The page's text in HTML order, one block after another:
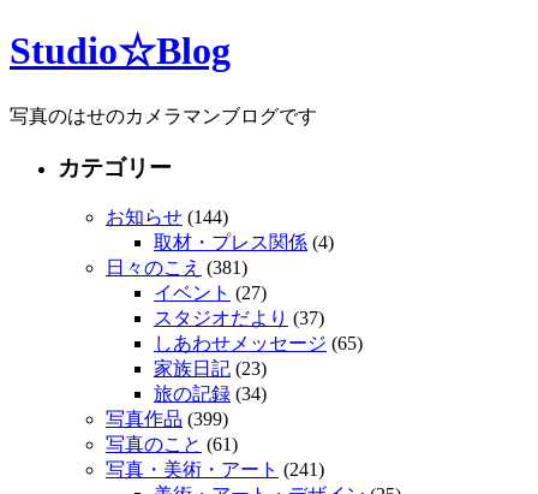
Studio☆Blog
写真のはせのカメラマンブログです
カテゴリー
お知らせ (144)
取材・プレス関係 (4)
日々のこえ (381)
イベント (27)
スタジオだより (37)
しあわせメッセージ (65)
家族日記 (23)
旅の記録 (34)
写真作品 (399)
写真のこと (61)
写真・美術・アート (241)